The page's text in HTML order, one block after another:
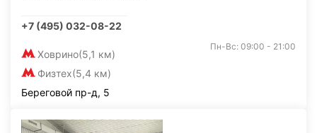
+7 (495) 032-08-22
Ховрино(5,1 км)
Физтех(5,4 км)
Пн-Вс: 09:00 - 21:00
Береговой пр-д, 5